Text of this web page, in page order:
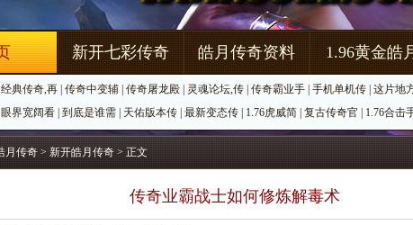
新开七彩传奇 皓月传奇资料 1.96黄金皓
经典传奇,再 传奇中变辅 传奇屠龙殿 灵魂论坛,传 传奇霸业手 手机单机传 这片地
眼界宽阔看 到底是谁需 天佑版本传 最新变态传 1.76虎威简 复古传奇官 1.76合击
月传奇 > 新开皓月传奇 > 正文
传奇业霸战士如何修炼解毒术